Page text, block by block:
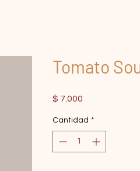
Tomato
$ 7.000Precio
Cantidad *